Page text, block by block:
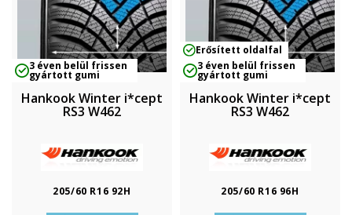
3 éven belül frissen
gyártott gumi
Hankook Winter i*cept
RS3 W462
205/60 R16 92H
Erősített oldalfal
3 éven belül frissen
gyártott gumi
Hankook Winter i*cept
RS3 W462
205/60 R16 96H